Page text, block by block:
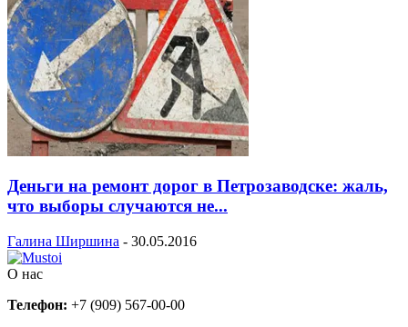
Деньги на ремонт дорог в Петрозаводске: жаль,
что выборы случаются не...
Галина Ширшина - 30.05.2016
О нас
Телефон: +7 (909) 567-00-00